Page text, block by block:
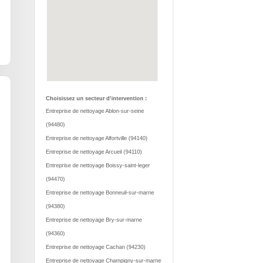
Choisissez un secteur d'intervention :
Entreprise de nettoyage Ablon-sur-seine
(94480)
Entreprise de nettoyage Alfortville (94140)
Entreprise de nettoyage Arcueil (94110)
Entreprise de nettoyage Boissy-saint-leger
(94470)
Entreprise de nettoyage Bonneuil-sur-marne
(94380)
Entreprise de nettoyage Bry-sur-marne
(94360)
Entreprise de nettoyage Cachan (94230)
Entreprise de nettoyage Champigny-sur-marne